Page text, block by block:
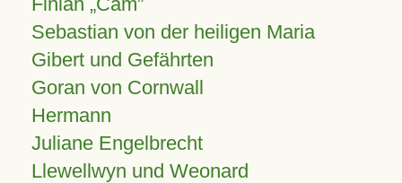
Sebastian von der heiligen Maria
Gibert und Gefährten
Goran von Cornwall
Hermann
Juliane Engelbrecht
Llewellwyn und Weonard